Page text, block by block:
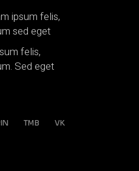
ipsum felis,
sed eget
felis,
Sed eget
TMB VK